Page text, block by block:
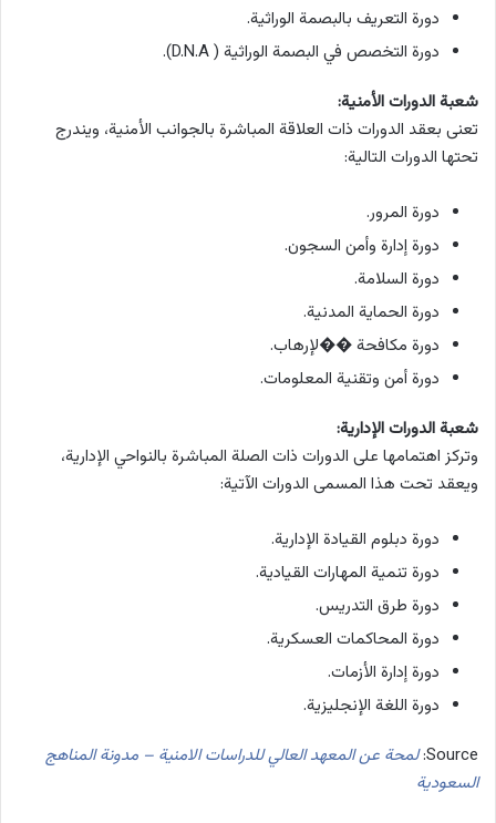
دورة التعريف بالبصمة الوراثية.
دورة التخصص في البصمة الوراثية ( D.N.A).
شعبة الدورات الأمنية:
تعنى بعقد الدورات ذات العلاقة المباشرة بالجوانب الأمنية، ويندرج
تحتها الدورات التالية:
دورة المرور.
دورة إدارة وأمن السجون.
دورة السلامة.
دورة الحماية المدنية.
دورة مكافحة ��لإرهاب.
دورة أمن وتقنية المعلومات.
شعبة الدورات الإدارية:
وتركز اهتمامها على الدورات ذات الصلة المباشرة بالنواحي الإدارية،
ويعقد تحت هذا المسمى الدورات الآتية:
دورة دبلوم القيادة الإدارية.
دورة تنمية المهارات القيادية.
دورة طرق التدريس.
دورة المحاكمات العسكرية.
دورة إدارة الأزمات.
دورة اللغة الإنجليزية.
Source: لمحة عن المعهد العالي للدراسات الامنية – مدونة المناهج
السعودية